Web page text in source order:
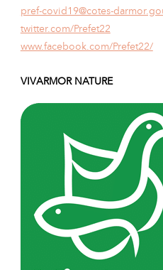
pref-covid19@cotes-
twitter.com/Prefet22
www.facebook.com/Prefet22/
VIVARMOR NATURE